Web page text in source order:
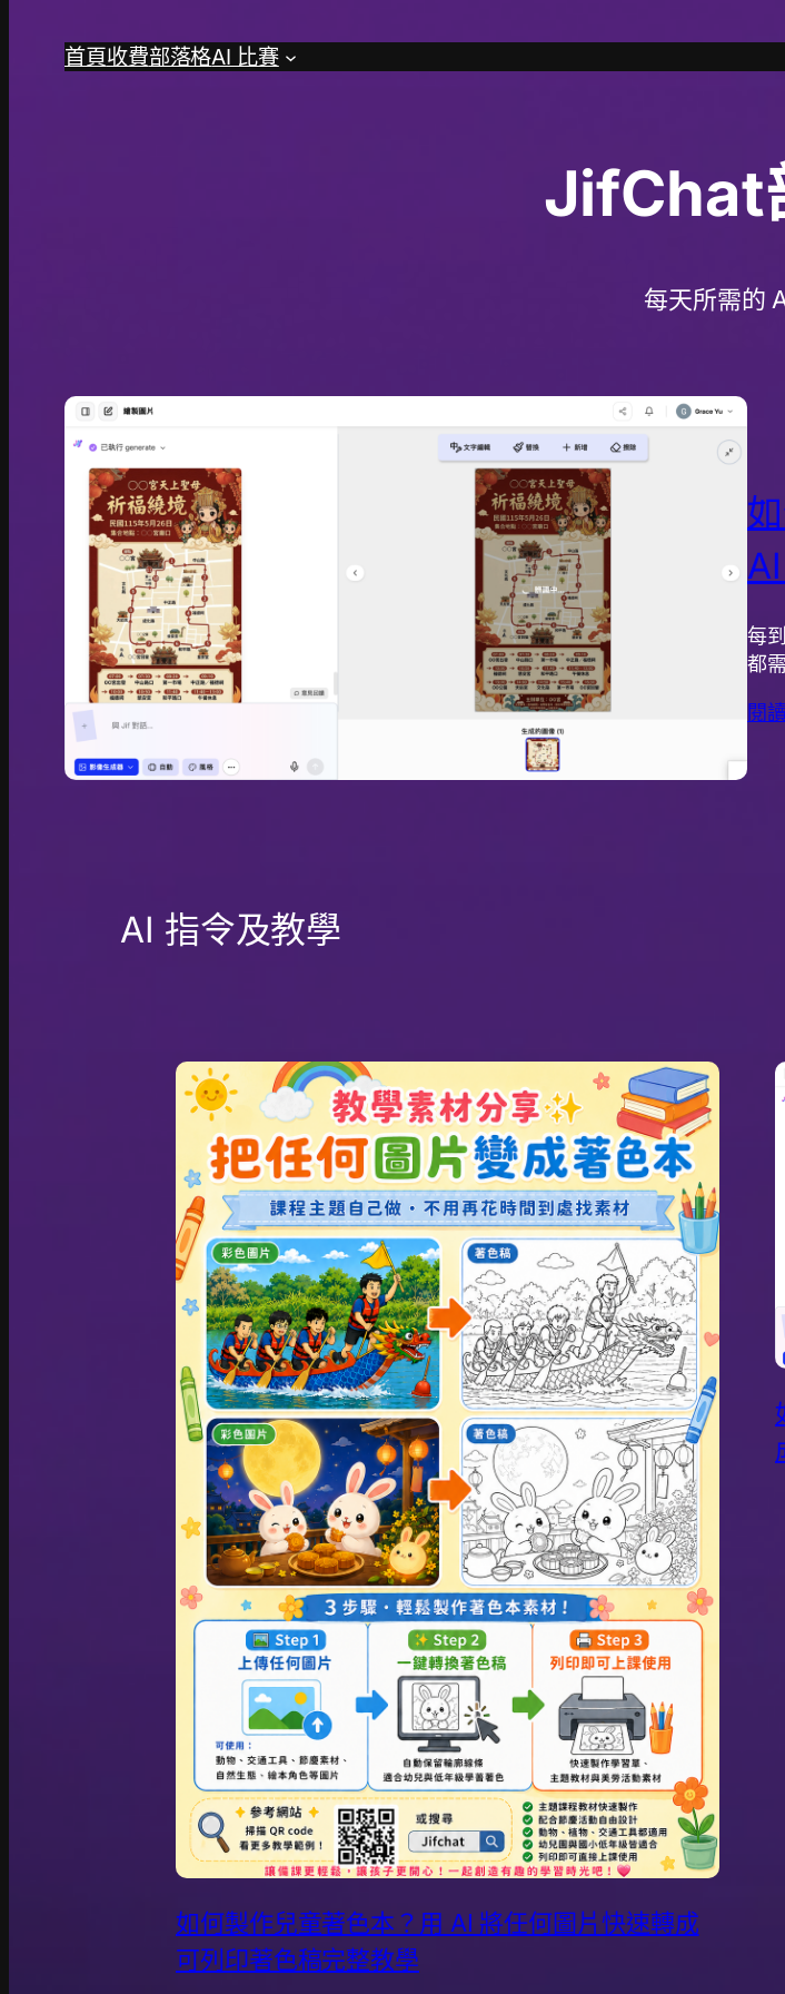
首頁收費部落格AI 比賽
JifChat
每天所需的
每
都
閱
AI 指令及教學
如何製作兒童著色本？用 AI 將任何圖片快速轉成
可列印著色稿完整教學